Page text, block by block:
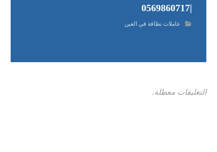
|0569860717
عاملات نظافة في العين
التعليقات معطلة.